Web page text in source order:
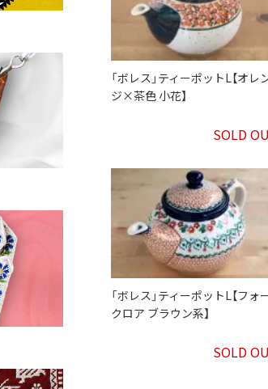
「ボレス」ティーポットL【オレ
ジ×茶色 小花】
SOLD
「ボレス」ティーポットL【フォ
クロア ブラウン系】
SOLD